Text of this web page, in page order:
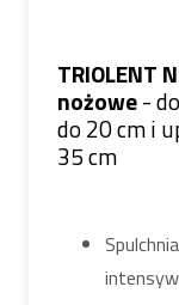
TRIOLENT
nożowe-
do 20 cm i
35 cm